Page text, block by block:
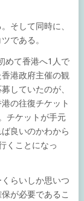
そして同時に、
である。
めて香港へ1人で
港政府主催の観
していたのが、
の往復チケット
チケットが手元
良いのかわから
くことになっ
らいしか思いつ
が必要であるこ